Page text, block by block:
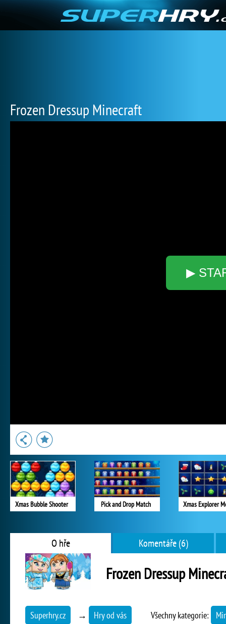
Frozen Dressup Minecraft
▶
Xmas Bubble Shooter Pick and Drop Match Xmas Explorer
O hře Komentáře (6)
Frozen Dressup
Superhry.cz → Hry od vás Všechny kategorie: